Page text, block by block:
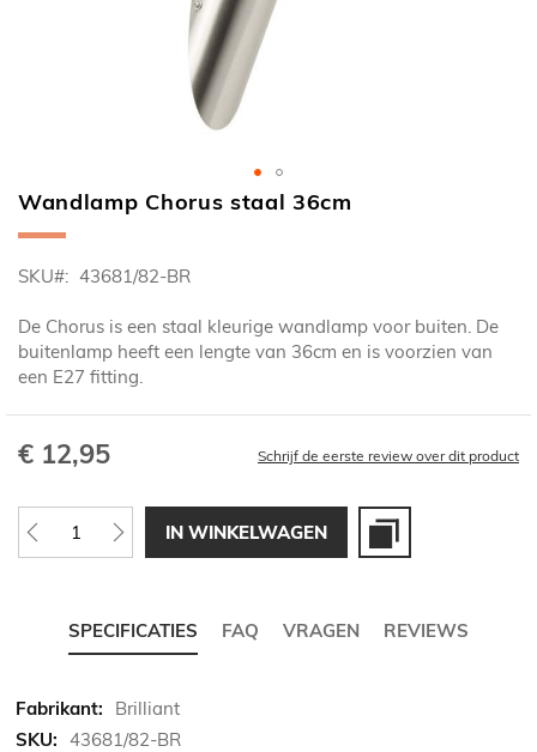
Ga
naar
begin
de
afbeeldingen-
gallerij
Wandlamp Chorus staal 36cm
SKU 43681/82-BR
De Chorus is een staal kleurige wandlamp voor buiten. De
buitenlamp heeft een lengte van 36cm en is voorzien van
een E27 fitting.
€ 12,95 Schrijf de eerste review over dit product
IN WINKELWAGEN
SPECIFICATIES FAQ VRAGEN REVIEWS
Meer
informatie
Brilliant
43681/82-BR